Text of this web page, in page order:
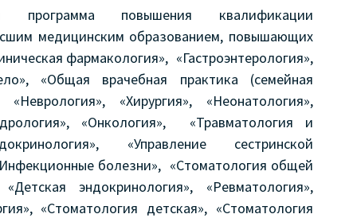
программа повышения квалификации
медицинским образованием, повышающих
фармакология», «Гастроэнтерология»,
«Общая врачебная практика (семейная
«Хирургия», «Неонатология»,
«Онкология», «Травматология и
«Управление сестринской
болезни», «Стоматология общей
эндокринология», «Ревматология»,
«Стоматология детская», «Стоматология